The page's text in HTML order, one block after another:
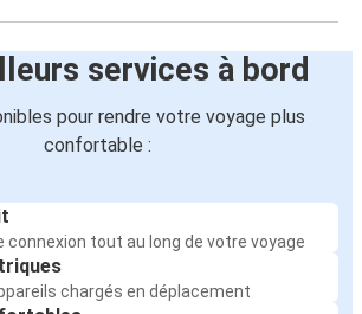
services à bord
pour rendre votre voyage plus
confortable :
connexion tout au long de votre voyage
chargés en déplacement